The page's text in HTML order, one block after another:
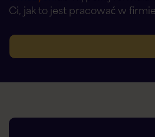
Ci, jak to jest pracować w